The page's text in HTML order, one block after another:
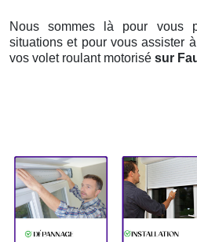
Nous sommes là pour vous
situations et pour vous assister
vos volet roulant motorisé sur